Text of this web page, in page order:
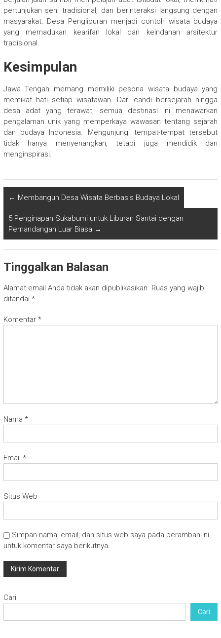
pertunjukan seni tradisional, dan berinteraksi langsung dengan
masyarakat. Desa Penglipuran menjadi contoh wisata budaya
yang memadukan kearifan lokal dan keindahan arsitektur
tradisional.
Kesimpulan
Jawa Tengah memang memiliki pesona wisata budaya yang
memikat hati setiap wisatawan. Dari candi bersejarah hingga
desa adat yang terawat, semua destinasi ini menawarkan
pengalaman unik yang memperkaya wawasan tentang sejarah
dan budaya Indonesia. Mengunjungi tempat-tempat tersebut
tidak hanya menyenangkan, tetapi juga mendidik dan
menginspirasi.
← Membangun Desa Wisata Berbasis Budaya Lokal
5 Penginapan Sukabumi untuk Liburan Santai dengan
Pemandangan Luar Biasa →
Tinggalkan Balasan
Alamat email Anda tidak akan dipublikasikan. Ruas yang wajib
ditandai *
Komentar *
Nama *
Email *
Situs Web
Simpan nama, email, dan situs web saya pada peramban ini
untuk komentar saya berikutnya.
Cari
Cari